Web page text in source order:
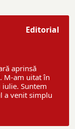
Editorial
aprinsă
M-am uitat în
Suntem
a venit simplu